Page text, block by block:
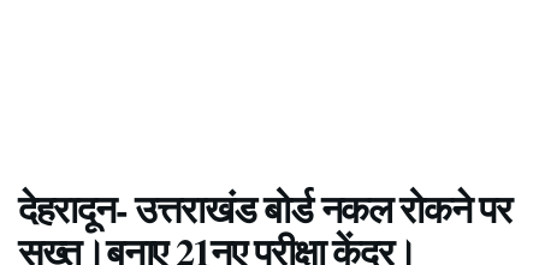
देहरादून- उत्तराखंड बोर्ड नकल रोकने पर
सख्त।बनाए 21नए परीक्षा केंद्र।